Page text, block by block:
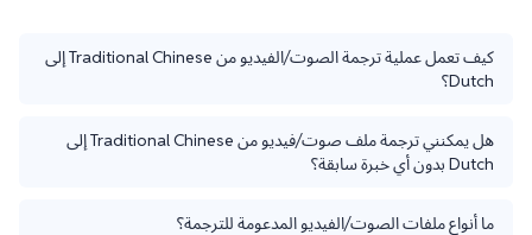
كيف تعمل عملية ترجمة الصوت/الفيديو من Traditional Chinese إلى
Dutch؟
هل يمكنني ترجمة ملف صوت/فيديو من Traditional Chinese إلى
Dutch بدون أي خبرة سابقة؟
ما أنواع ملفات الصوت/الفيديو المدعومة للترجمة؟